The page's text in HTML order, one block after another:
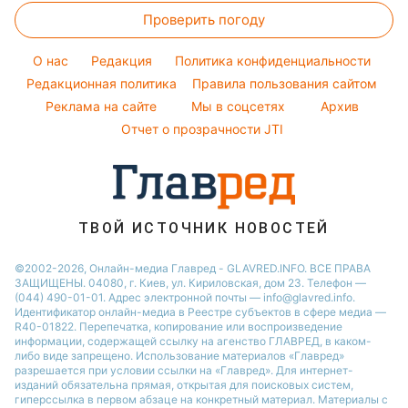
Новости Житомира
Новости Ровно
Новости Одессы
Новости Запорожья
Все о шоу-бизнесе
Красивый маникюр
Модные ошибки
Новости моды
Советы от Андре Тана
Комнатные растения
Все о сале
Уборка
Авто
Проверить погоду
O нас Редакция
Политика конфиденциальности
Редакционная политика
Правила пользования сайтом
Реклама на сайте
Мы в соцсетях
Архив
Отчет о прозрачности JTI
ТВОЙ ИСТОЧНИК НОВОСТЕЙ
©2002-2026, Онлайн-медиа Главред - GLAVRED.INFO. ВСЕ ПРАВА
ЗАЩИЩЕНЫ. 04080, г. Киев, ул. Кириловская, дом 23. Телефон —
(044) 490-01-01. Адрес электронной почты — info@glavred.info.
Идентификатор онлайн-медиа в Реестре cубъектов в сфере медиа —
R40-01822. Перепечатка, копирование или воспроизведение
информации, содержащей ссылку на агенство ГЛАВРЕД, в каком-
либо виде запрещено. Использование материалов «Главред»
разрешается при условии ссылки на «Главред». Для интернет-
изданий обязательна прямая, открытая для поисковых систем,
гиперссылка в первом абзаце на конкретный материал. Материалы с